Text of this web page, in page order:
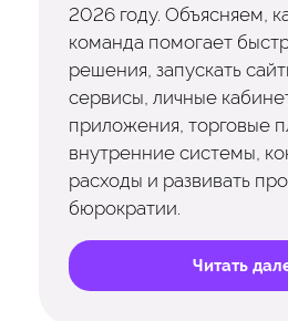
2026 году. Объясняем,
команда помогает
решения, запускать
сервисы, личные
приложения, торговые
внутренние системы,
расходы и развивать
бюрократии.
Читать